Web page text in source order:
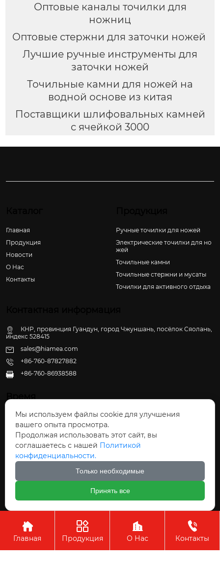
Оптовые каналы точилки для
ножниц
Оптовые стержни для заточки ножей
Лучшие ручные инструменты для
заточки ножей
Точильные камни для ножей на
водной основе из китая
Поставщики шлифовальных камней
с ячейкой 3000
Главная
Продукция
Новости
О Hас
Контакты
Ручные точилки для ножей
Электрические точилки для но
жей
Точильные камни
Точильные стержни и мусаты
Точилки для активного отдыха
КНР, провинция Гуандун, город Чжуншань, посёлок Сяолань,
индекс 528415
sales@hiamea.com
+86-760-87827882
 +86-760-86938588
Время
Пн - Пт: 09:30 - 22:00
Сб - Вс: 10:00 - 22:30
Авторское право©ООО Чжуншань Хайвэй
Кухонные Принадлежности

Главная

Продукция

О Нас

Контакты
Мы используем файлы cookie для улучшения
вашего опыта просмотра.
Продолжая использовать этот сайт, вы
соглашаетесь с нашей Политикой
конфиденциальности.
Только необходимые
Принять все